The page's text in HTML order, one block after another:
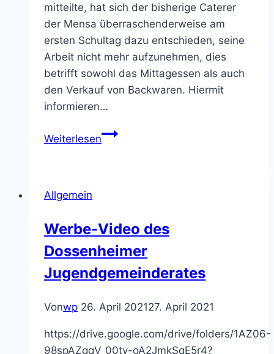
mitteilte, hat sich der bisherige Caterer
der Mensa überraschenderweise am
ersten Schultag dazu entschieden, seine
Arbeit nicht mehr aufzunehmen, dies
betrifft sowohl das Mittagessen als auch
den Verkauf von Backwaren. Hiermit
informieren…
WeiterlesenEssensversorgung
Allgemein
Werbe-Video des
Dossenheimer
Jugendgemeinderates
Vonwp 26. April 202127. April 2021
https://drive.google.com/drive/folders/1AZ06-
98spAZqqV_00ty-oA2JmkSqE5r4?